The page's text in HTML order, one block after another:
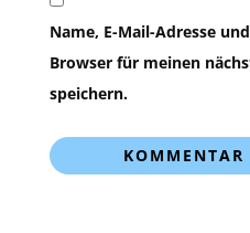
Name, E-Mail-Adresse
Browser für meinen
speichern.